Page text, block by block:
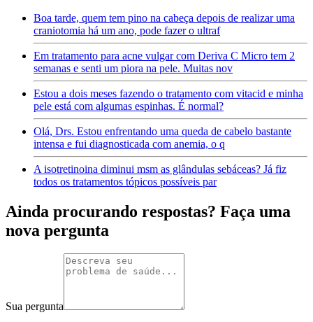
Boa tarde, quem tem pino na cabeça depois de realizar uma
craniotomia há um ano, pode fazer o ultraf
Em tratamento para acne vulgar com Deriva C Micro tem 2
semanas e senti um piora na pele. Muitas nov
Estou a dois meses fazendo o tratamento com vitacid e minha
pele está com algumas espinhas. É normal?
Olá, Drs. Estou enfrentando uma queda de cabelo bastante
intensa e fui diagnosticada com anemia, o q
A isotretinoina diminui msm as glândulas sebáceas? Já fiz
todos os tratamentos tópicos possíveis par
Ainda procurando respostas? Faça uma
nova pergunta
Sua pergunta